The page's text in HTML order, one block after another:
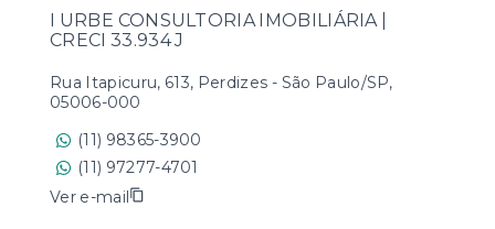
I URBE CONSULTORIA IMOBILIÁRIA |
CRECI 33.934 J
Rua Itapicuru, 613, Perdizes - São Paulo/SP,
05006-000
(11) 98365-3900
(11) 97277-4701
Ver e-mail